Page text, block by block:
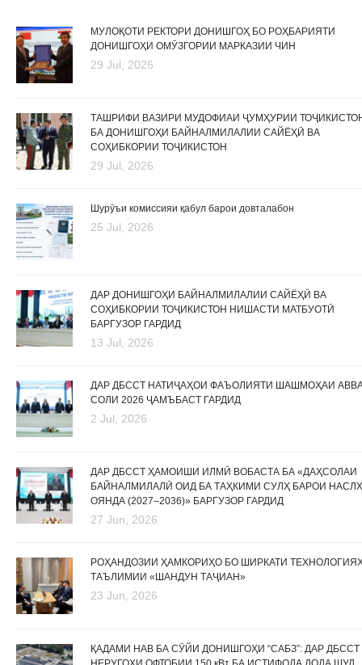
МУЛОҚОТИ РЕКТОРИ ДОНИШГОҲ БО РОҲБАРИЯТИ
ДОНИШГОҲИ ОМӮЗГОРИИ МАРКАЗИИ ЧИН
29 Jul, 2026
ТАШРИФИ ВАЗИРИ МУДОФИАИ ҶУМҲУРИИ
БА ДОНИШГОҲИ БАЙНАЛМИЛАЛИИ САЙЁҲӢ ВА
СОҲИБКОРИИ ТОҶИКИСТОН
29 Jul, 2026
Шурӯъи комиссияи қабул барои довталабон
25 Jul, 2026
ДАР ДОНИШГОҲИ БАЙНАЛМИЛАЛИИ САЙЁҲӢ ВА
СОҲИБКОРИИ ТОҶИКИСТОН НИШАСТИ МАТБУОТӢ
БАРГУЗОР ГАРДИД
13 Jul, 2026
ДАР ДБССТ НАТИҶАҲОИ ФАЪОЛИЯТИ ШАШМОҲАИ
СОЛИ 2026 ҶАМЪБАСТ ГАРДИД
2 Jul, 2026
ДАР ДБССТ ҲАМОИШИ ИЛМӢ ВОБАСТА БА «ДАҲСОЛАИ
БАЙНАЛМИЛАЛӢ ОИД БА ТАҲКИМИ СУЛҲ БАРОИ
ОЯНДА (2027–2036)» БАРГУЗОР ГАРДИД
27 Jun, 2026
РОҲАНДОЗИИ ҲАМКОРИҲО БО ШИРКАТИ
ТАЪЛИМИИ «ШАНДУН ТАҶИАН»
23 Jun, 2026
ҚАДАМИ НАВ БА СӮЙИ ДОНИШГОҲИ “САБЗ”: ДАР ДБССТ